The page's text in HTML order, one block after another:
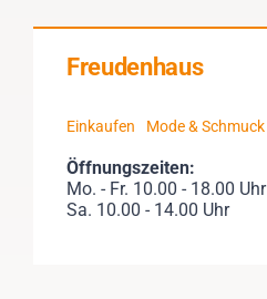
Freudenhaus
Einkaufen Mode & Schmuck
Öffnungszeiten:
Mo. - Fr. 10.00 - 18.00 Uhr
Sa. 10.00 - 14.00 Uhr